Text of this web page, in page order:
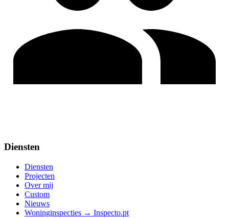
Diensten
Diensten
Projecten
Over mij
Custom
Nieuws
Woninginspecties → Inspecto.pt